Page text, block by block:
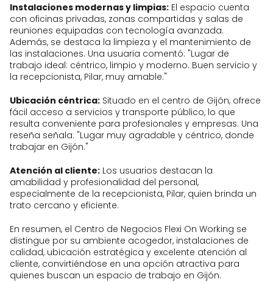
Instalaciones modernas y limpias: El espacio cuenta
con oficinas privadas, zonas compartidas y salas de
reuniones equipadas con tecnología avanzada.
Además, se destaca la limpieza y el mantenimiento de
las instalaciones. Una usuaria comentó: "Lugar de
trabajo ideal: céntrico, limpio y moderno. Buen servicio y
la recepcionista, Pilar, muy amable."
Ubicación céntrica: Situado en el centro de Gijón, ofrece
fácil acceso a servicios y transporte público, lo que
resulta conveniente para profesionales y empresas. Una
reseña señala: "Lugar muy agradable y céntrico, donde
trabajar en Gijón."
Atención al cliente: Los usuarios destacan la
amabilidad y profesionalidad del personal,
especialmente de la recepcionista, Pilar, quien brinda un
trato cercano y eficiente.
En resumen, el Centro de Negocios Flexi On Working se
distingue por su ambiente acogedor, instalaciones de
calidad, ubicación estratégica y excelente atención al
cliente, convirtiéndose en una opción atractiva para
quienes buscan un espacio de trabajo en Gijón.